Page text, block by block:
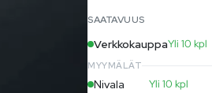
SAATAVUUS
VerkkokauppaYli 10 kpl
MYYMÄLÄT
Nivala Yli 10 kpl